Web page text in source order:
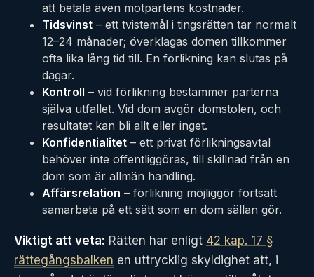
att betala även motpartens kostnader.
Tidsvinst – ett tvistemål i tingsrätten tar normalt
12–24 månader; överklagas domen tillkommer
ofta lika lång tid till. En förlikning kan slutas på
dagar.
Kontroll – vid förlikning bestämmer parterna
själva utfallet. Vid dom avgör domstolen, och
resultatet kan bli allt eller inget.
Konfidentialitet – ett privat förlikningsavtal
behöver inte offentliggöras, till skillnad från en
dom som är allmän handling.
Affärsrelation – förlikning möjliggör fortsatt
samarbete på ett sätt som en dom sällan gör.
Viktigt att veta: Rätten har enligt 42 kap. 17 §
rättegångsbalken en uttrycklig skyldighet att, i